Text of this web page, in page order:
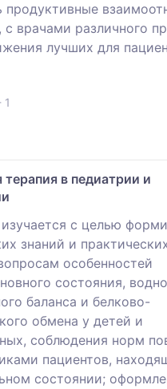
продуктивные
с врачами различного
лучших для
1
терапия в педиатрии и
с целью
знаний и
особенностей
состояния,
баланса и белково-
обмена у детей и
соблюдения норм
пациентов,
состоянии;